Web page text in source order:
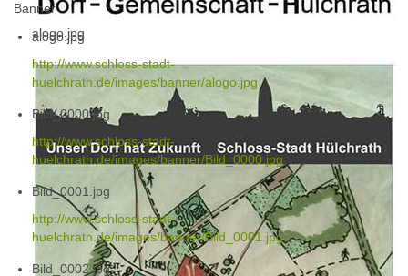
alogo.jpg
Banner
alogo.jpg
http://www.schloss-stadt-
huelchrath.de/images/banner/alogo.jpg
Bild_0000.jpg
http://www.schloss-stadt-
huelchrath.de/images/banner/Bild_0000.jpg
Bild_0001.jpg
http://www.schloss-stadt-
huelchrath.de/images/banner/Bild_0001.jpg
Bild_0002.jpg